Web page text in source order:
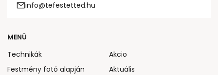
info@tefestetted.hu
MENÜ
Technikák
Festmény fotó alapján
Akcio
Aktuális